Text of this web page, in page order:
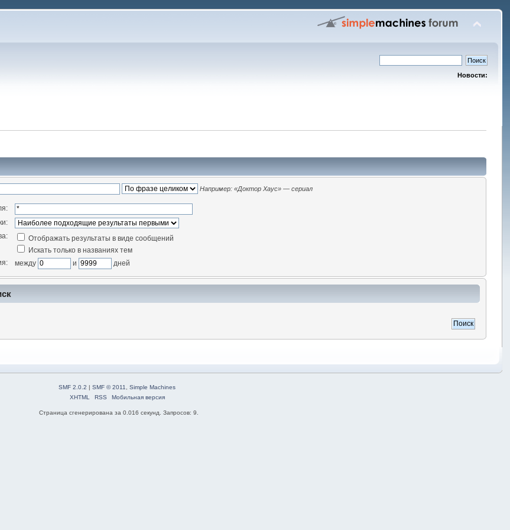
Новости:
Например: «Доктор Хаус» — сериал
Отображать результаты в виде сообщений
Искать только в названиях тем
между и дней
SMF 2.0.2 |SMF © 2011 ,Simple Machines
XHTML
RSS Мобильная версия
Страница сгенерирована за 0.016 секунд. Запросов: 9.